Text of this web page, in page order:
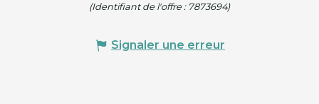
(Identifiant de l'offre : 7873694)
Signaler une erreur